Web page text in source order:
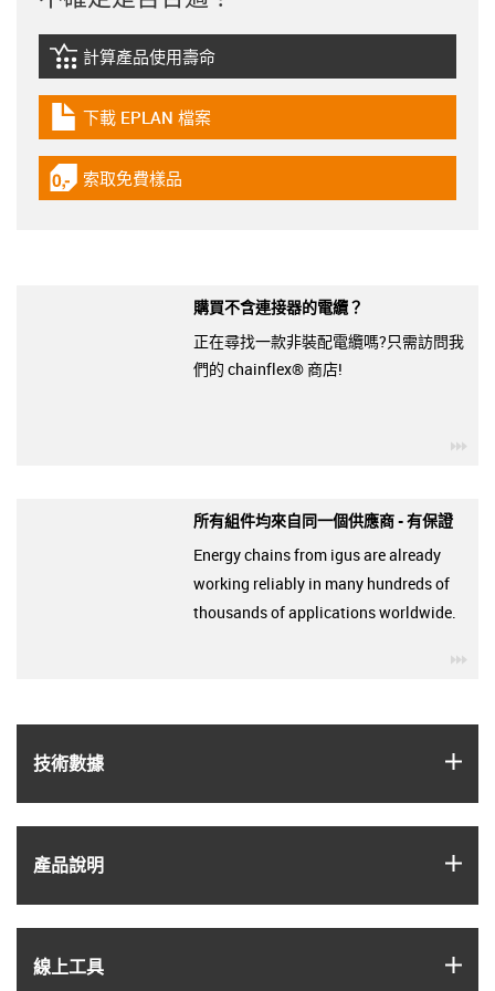
技術數據
產品說明
線上工具
igus-icon-lebensdauerrechner
計算產品使用壽命
igus-icon-download-plan
下載 EPLAN 檔案
igus-icon-gratismuster
索取免費樣品
購買不含連接器的電纜？
正在尋找一款非裝配電纜嗎?只需訪問我
們的 chainflex® 商店!
所有組件均來自同一個供應商 - 有保證
Energy chains from igus are already
working reliably in many hundreds of
thousands of applications worldwide.